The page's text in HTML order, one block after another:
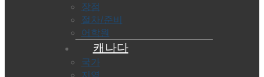
장점
절차/준비
어학원
캐나다
국가
지역